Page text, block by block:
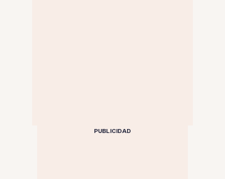
PUBLICIDAD